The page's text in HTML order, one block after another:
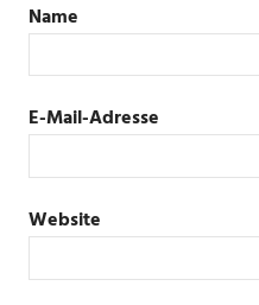
Name
E-Mail-Adresse
Website